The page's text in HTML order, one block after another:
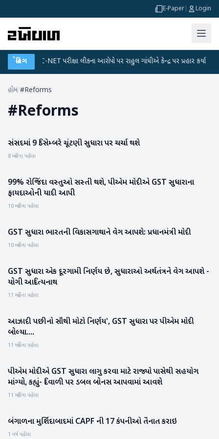
E-Paper Login
બ્રેકિંગ
● UGC-NET પરીક્ષા લીકના આરોપો પર રાહુલ ગાંધીએ કેન્દ્ર પર પ્રહાર કર્યા ●
હોમ/#Reforms
#Reforms
રાષ્ટ્રીય
સંસદમાં 9 ડિસેમ્બરે ચૂંટણી સુધારા પર ચર્ચા થશે
8 મહિના પહેલા
રાષ્ટ્રીય
99% રોજિંદા વસ્તુઓ સસ્તી થશે, પીએમ મોદીએ GST સુધારાના
ફાયદાઓની યાદી આપી
10 મહિના પહેલા
રાષ્ટ્રીય
GST સુધારા ભારતની વિકાસગાથાને વેગ આપશે: પ્રધાનમંત્રી મોદી
10 મહિના પહેલા
રાષ્ટ્રીય
GST સુધારા એક દૂરગામી નિર્ણય છે, સુધારાઓ અર્થતંત્રને વેગ આપશે -
યોગી આદિત્યનાથ
11 મહિના પહેલા
રાષ્ટ્રીય
આઝાદી પછીનો સૌથી મોટો નિર્ણય', GST સુધારા પર પીએમ મોદી
બોલ્યા....
11 મહિના પહેલા
રાષ્ટ્રીય
પીએમ મોદીએ GST સુધારા લાગુ કરવા માટે રાજ્યો પાસેથી સહયોગ
માંગ્યો, કહ્યું- દિવાળી પર ડબલ બોનસ આપવામાં આવશે
11 મહિના પહેલા
રાષ્ટ્રીય
બંગાળના મુર્શિદાબાદમાં CAPF ની 17 કંપનીઓ તૈનાત કરાઇ
1 વર્ષ પહેલા